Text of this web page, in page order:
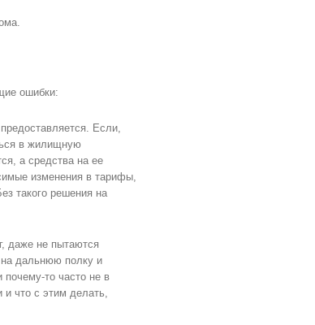
ошибки:
Если,
в жилищную
а средства на ее
изменения в тарифы,
такого решения на
даже не пытаются
на дальнюю полку и
почему-то часто не в
и что с этим делать,